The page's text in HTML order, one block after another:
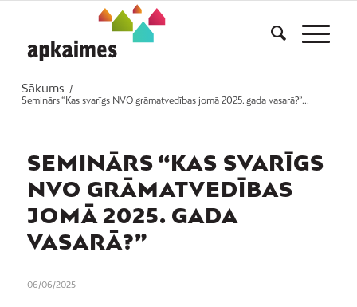
Sākums
/
Seminārs “Kas svarīgs NVO grāmatvedības jomā 2025. gada vasarā?”...
SEMINĀRS “KAS SVARĪGS
NVO GRĀMATVEDĪBAS
JOMĀ 2025. GADA
VASARĀ?”
06/06/2025